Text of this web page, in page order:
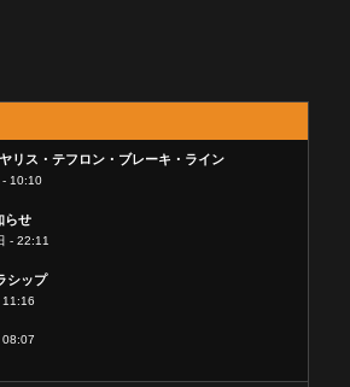
リス・テフロン・ブレーキ・ライン
- 10:10
らせ
- 22:11
シップ
11:16
08:07